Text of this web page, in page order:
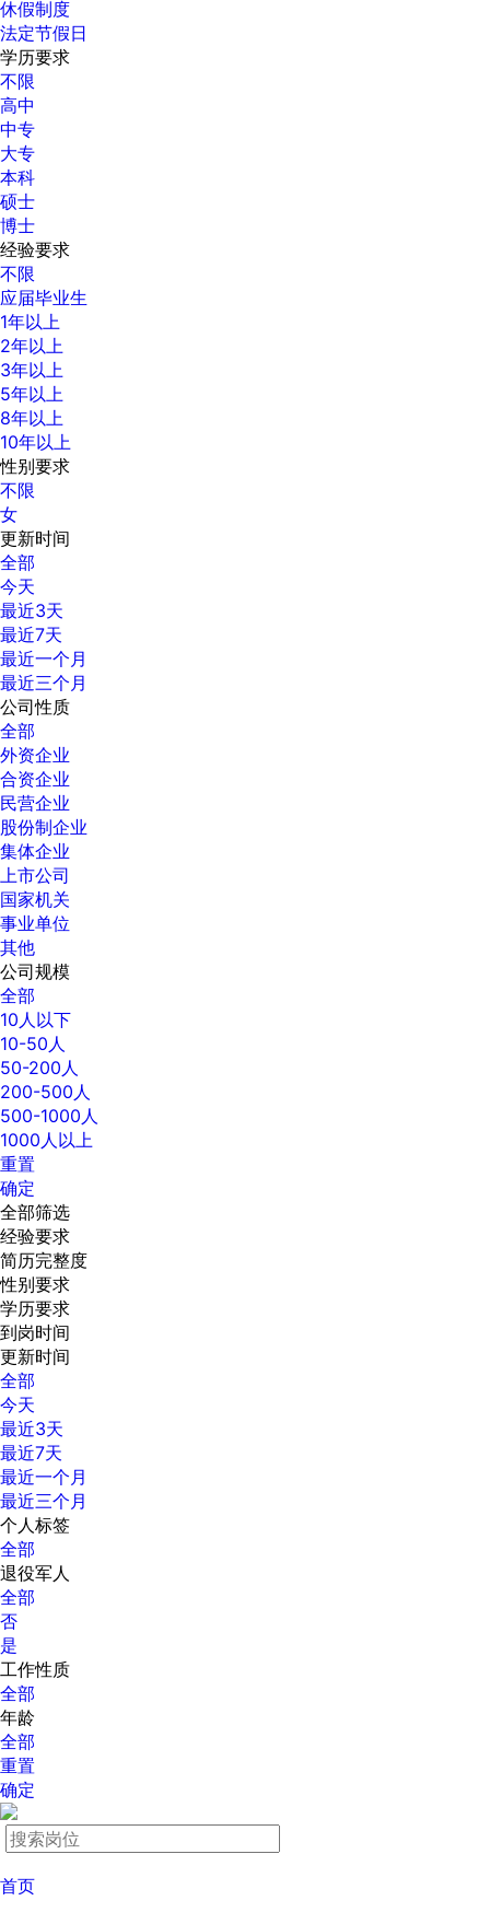
休假制度
法定节假日
学历要求
不限
高中
中专
大专
本科
硕士
博士
经验要求
不限
应届毕业生
1年以上
2年以上
3年以上
5年以上
8年以上
10年以上
性别要求
不限
女
更新时间
全部
今天
最近3天
最近7天
最近一个月
最近三个月
公司性质
全部
外资企业
合资企业
民营企业
股份制企业
集体企业
上市公司
国家机关
事业单位
其他
公司规模
全部
10人以下
10-50人
50-200人
200-500人
500-1000人
1000人以上
重置
确定
全部筛选
经验要求
简历完整度
性别要求
学历要求
到岗时间
更新时间
全部
今天
最近3天
最近7天
最近一个月
最近三个月
个人标签
全部
退役军人
全部
否
是
工作性质
全部
年龄
全部
重置
确定
首页